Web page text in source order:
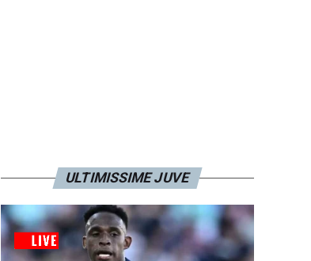
ULTIMISSIME JUVE